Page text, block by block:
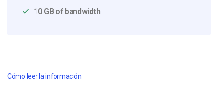
10 GB of bandwidth
Cómo leer la información